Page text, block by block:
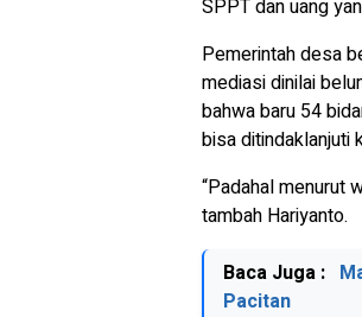
SPPT dan uang
Pemerintah desa
mediasi dinilai
bahwa baru 54
bisa ditindaklanjuti
“Padahal menurut
tambah Hariyanto.
Baca Juga :
Pacitan